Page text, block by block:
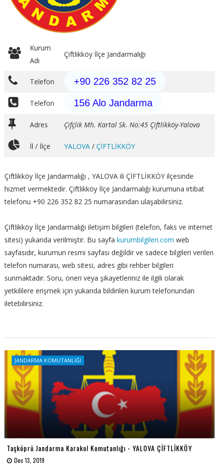
Kurum
Adı
Çiftlikköy İlçe Jandarmalığı
Telefon +90 226 352 82 25
Telefon 156 Alo Jandarma
Adres Çifçlik Mh. Kartal Sk. No:45 Çiftlikköy-Yalova
İl / İlçe YALOVA/ ÇİFTLİKKÖY
Çiftlikköy İlçe Jandarmalığı , YALOVA ili ÇİFTLİKKÖY ilçesinde
hizmet vermektedir. Çiftlikköy İlçe Jandarmalığı kurumuna irtibat
telefonu +90 226 352 82 25 numarasından ulaşabilirsiniz.
Çiftlikköy İlçe Jandarmalığı iletişim bilgileri (telefon, faks ve internet
sitesi) yukarıda verilmiştir. Bu sayfa kurumbilgileri.com web
sayfasıdır, kurumun resmi sayfası değildir ve sadece bilgileri verilen
telefon numarası, web sitesi, adres gibi rehber bilgileri
sunmaktadır. Soru, öneri veya şikayetleriniz ile ilgili olarak
yetkililere erişmek için yukarıda bildirilen kurum telefonundan
iletebilirsiniz.
JANDARMA KOMUTANLIĞI
Taşköprü Jandarma Karakol Komutanlığı - YALOVA ÇİFTLİKKÖY
Dec 13, 2019